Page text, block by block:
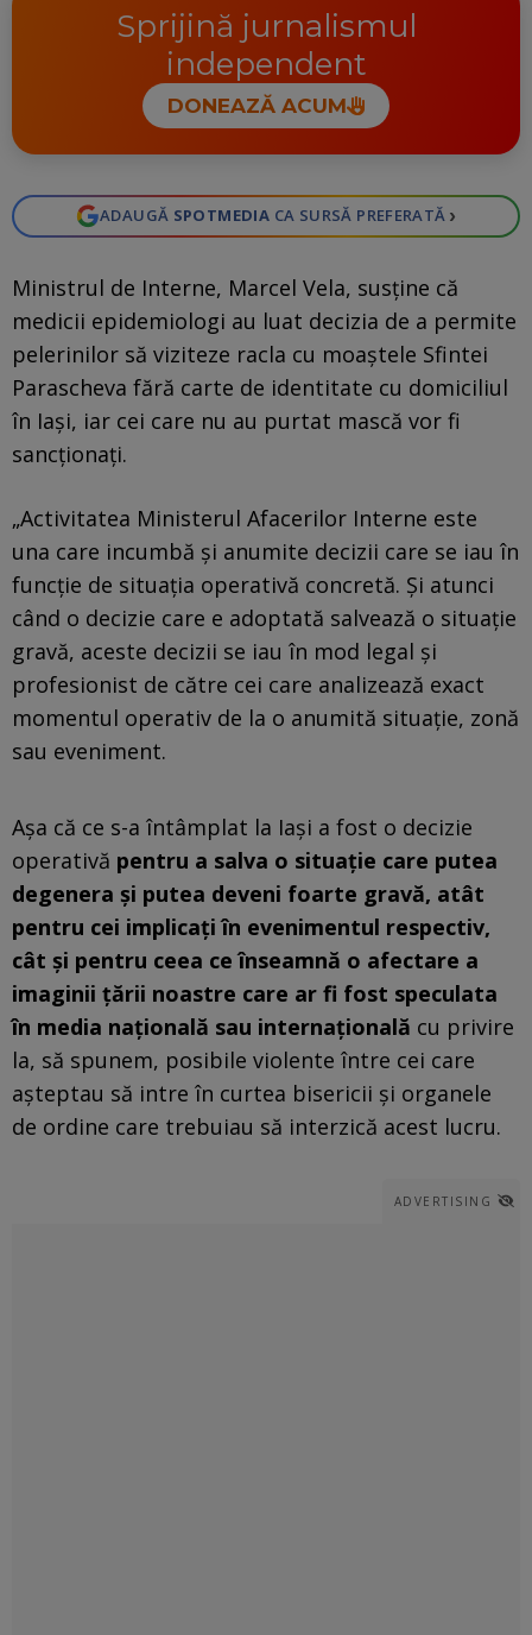
Sprijină jurnalismul
independent
DONEAZĂ ACUM
ADAUGĂ SPOTMEDIA CA SURSĂ PREFERATĂ ›
Ministrul de Interne, Marcel Vela, susţine că
medicii epidemiologi au luat decizia de a permite
pelerinilor să viziteze racla cu moaştele Sfintei
Parascheva fără carte de identitate cu domiciliul
în Iaşi, iar cei care nu au purtat mască vor fi
sancţionaţi.
„Activitatea Ministerul Afacerilor Interne este
una care incumbă şi anumite decizii care se iau în
funcţie de situaţia operativă concretă. Şi atunci
când o decizie care e adoptată salvează o situaţie
gravă, aceste decizii se iau în mod legal şi
profesionist de către cei care analizează exact
momentul operativ de la o anumită situaţie, zonă
sau eveniment.
Aşa că ce s-a întâmplat la Iaşi a fost o decizie
operativă pentru a salva o situaţie care putea
degenera şi putea deveni foarte gravă, atât
pentru cei implicaţi în evenimentul respectiv,
cât şi pentru ceea ce înseamnă o afectare a
imaginii ţării noastre care ar fi fost speculata
în media naţională sau internaţională cu privire
la, să spunem, posibile violente între cei care
aşteptau să intre în curtea bisericii şi organele
de ordine care trebuiau să interzică acest lucru.
ADVERTISING